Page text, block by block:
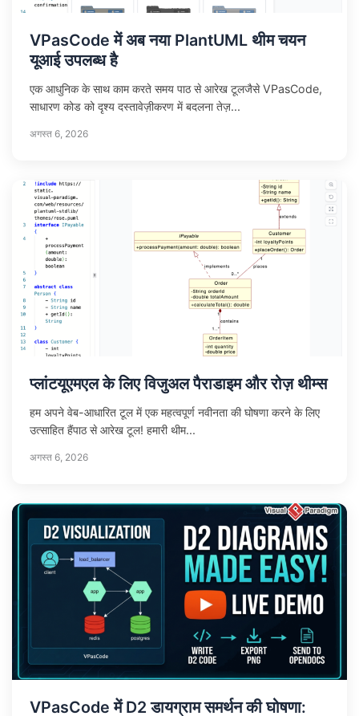
VPasCode में अब नया PlantUML थीम चयन
यूआई उपलब्ध है
एक आधुनिक के साथ काम करते समय पाठ से आरेख टूलजैसे VPasCode,
साधारण कोड को दृश्य दस्तावेज़ीकरण में बदलना तेज़...
अगस्त 6, 2026
प्लांटयूएमएल के लिए विजुअल पैराडाइम और रोज़ थीम्स
हम अपने वेब-आधारित टूल में एक महत्वपूर्ण नवीनता की घोषणा करने के लिए
उत्साहित हैंपाठ से आरेख टूल! हमारी थीम...
अगस्त 6, 2026
VPasCode में D2 डायग्राम समर्थन की घोषणा: